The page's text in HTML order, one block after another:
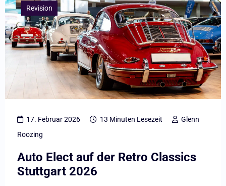
Revision
17. Februar 2026 13 Minuten Lesezeit
Glenn
Roozing
Auto Elect auf der Retro Classics
Stuttgart 2026
meer
overAuto
Elect
auf
Retro
Classics